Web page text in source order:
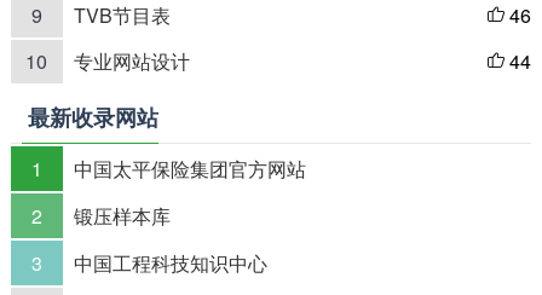
9
TVB节目表  46
10
专业网站设计  44
最新收录网站
1
中国太平保险集团官方网站
2
锻压样本库
3
中国工程科技知识中心